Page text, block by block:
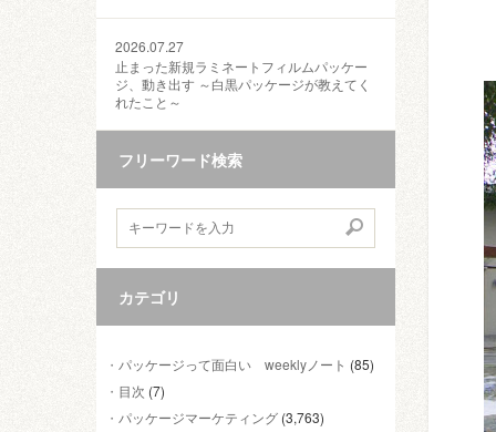
2026.07.27
止まった新規ラミネートフィルムパッケー
ジ、動き出す ～白黒パッケージが教えてく
れたこと～
フリーワード検索
カテゴリ
パッケージって面白い weeklyノート (85)
目次 (7)
パッケージマーケティング (3,763)